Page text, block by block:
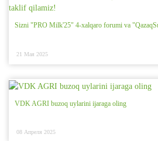
Sizni "PRO Milk'25" 4-xalqaro forumi va
21 Мая 2025
VDK AGRI buzoq uylarini ijaraga oling
08 Апреля 2025